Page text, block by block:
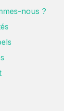
nous ?